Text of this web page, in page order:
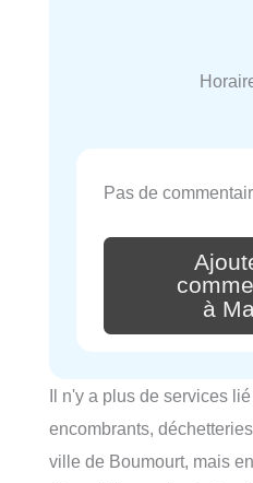
Pas de
à
Il n'y a plus de services
encombrants,
ville de Boumourt, mais